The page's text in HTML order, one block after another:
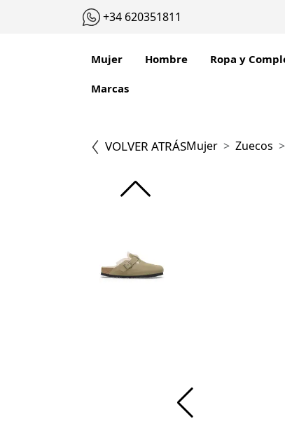
+34 620351811
Mujer Hombre Ropa y
Marcas
VOLVER ATRÁSMujer Zuecos